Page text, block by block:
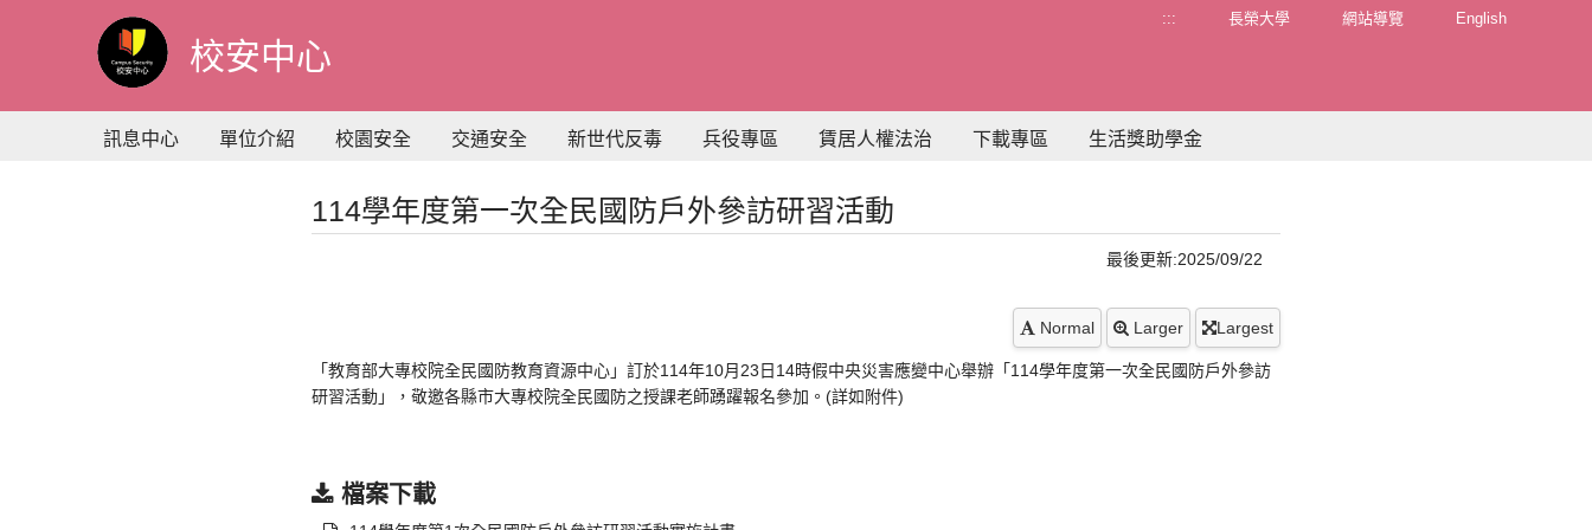
主
要
內
容
校安中心
::: 長榮大學 網站導覽 English
訊息中心 單位介紹 校園安全 交通安全 新世代反毒 兵役專區 賃居人權法治 下載專區 生活獎助學金
114學年度第一次全民國防戶外參訪研習活動
最後更新:2025/09/22
Normal Larger Largest
「教育部大專校院全民國防教育資源中心」訂於114年10月23日14時假中央災害應變中心舉辦「114學年度第一次全民國防戶外參訪
研習活動」，敬邀各縣市大專校院全民國防之授課老師踴躍報名參加。(詳如附件)
檔案下載